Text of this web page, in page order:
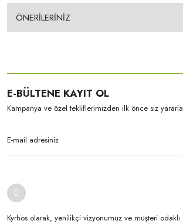
ÖNERİLERİNİZ
E-BÜLTENE KAYIT OL
Kampanya ve özel tekliflerimizden ilk önce siz
Kyrhos olarak, yenilikçi vizyonumuz ve müşteri odaklı